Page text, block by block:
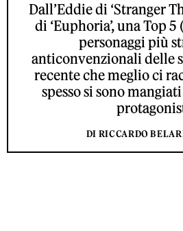
Dall’Eddie di ‘Stranger
di ‘Euphoria’, una Top
personaggi più
anticonvenzionali delle
recente che meglio ci
spesso si sono
DI RICCARDO